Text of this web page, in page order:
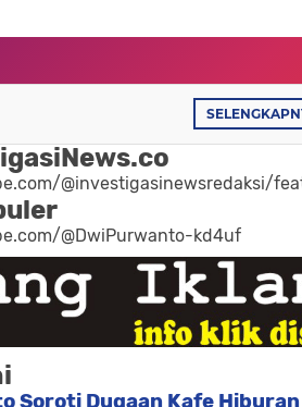
@investigasinewsredaksi/
@DwiPurwanto-kd4uf
Soroti Dugaan Kafe